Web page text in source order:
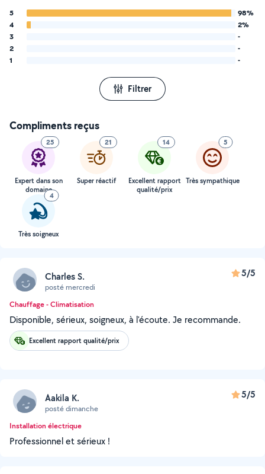
5
98%
4
2%
3
-
2
-
1
-
Filtrer
Compliments reçus
25
Expert dans son
domaine
21
Super réactif
14
Excellent rapport
qualité/prix
5
Très sympathique
4
Très soigneux
Charles S.
posté mercredi
5/5
Chauffage - Climatisation
Disponible, sérieux, soigneux, à l'écoute. Je recommande.
Excellent rapport qualité/prix
Aakila K.
posté dimanche
5/5
Installation électrique
Professionnel et sérieux !